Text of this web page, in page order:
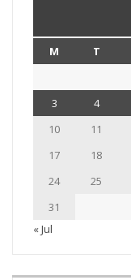
M T
3
4
10
11
17
18
24
25
31
« Jul